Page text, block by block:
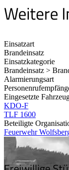
Weitere
Einsatzart
Brandeinsatz
Einsatzkategorie
Brandeinsatz >
Alarmierungsart
Eingesetzte
KDO-F
TLF 1600
Beteiligte
Feuerwehr